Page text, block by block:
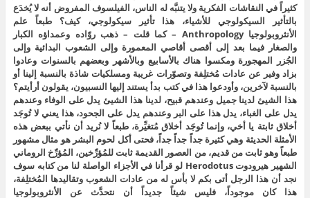
كثيراً في النقاشات الفكرية ولا يتنبَّه له الناس، الفيلسوف المفروض أنه لا يُخدَع
بالتأثير السيكولوجي للأشياء، هذا تأثير سيكولوجي، كيف؟ طبعاً علم
الأنثروبولوجيا Anthropology – كما قلت – ذهب روّاده وعمداؤه الكبار
والصغار فيما بعد إلى أقصى أقاصي المعمورة وإلى الشعوب البدائية وإلى
الجُزر المهجورة ومكسوا هناك بالأسابيع وبالأشهر وبعضهم بالسنوات وعادوا
بزاد وفير عن عادات مُختلِفة وتصوّرات غريبة ومسلكيات شاذة بالنسبة إلينا أو
بالنسبة لآخرين، وأودعوا هذا في كتب بدأ يستند إليها النسبيون، يقولون أرأيتم؟
هذا الشيئ لدينا جميل وعندهم قبيح، لدينا هذا الشيئ يدل على الوفاء وعندهم
يدل على الغباء، يدل هذا على البر وعندهم يدل على الجحود، هذا يعني لا تُوجَد
أخلاق ثابتة يا أخي، وإنما تُوجَد أخلاق مُتغيِّرة، طبعاً لا نُريد أن نأتي ببعض هذه
الأمثلة الحديثة وهي كثيرة جداً جداً جداً، فحتى أكل لحوم البشر هو مثال مشهور
طبعاً وهو ثابت من قديم، من العصور القديمة ثابت للمُؤرِّخين، المُؤرِّخ الروماني
الشهير هيرودوت Herodotus لو قرأنا في الأجزاء الواصلة لنا من كتابه سوف
نجد أن هذا الرجل أتى بكم لا بأس له من عادات الشعوب وتقاليدها المُختلِفة،
هذا كان موجوداً، فليس شيئاً جديداً أن نتحدَّث عن الأنثروبولوجيا